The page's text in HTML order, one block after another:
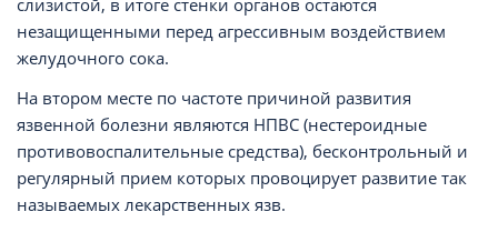
слизистой, в итоге стенки органов остаются
незащищенными перед агрессивным воздействием
желудочного сока.
На втором месте по частоте причиной развития
язвенной болезни являются НПВС (нестероидные
противовоспалительные средства), бесконтрольный и
регулярный прием которых провоцирует развитие так
называемых лекарственных язв.